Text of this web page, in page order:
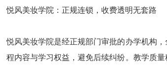
悦风美妆学院：正规连锁，收费透明无套路
悦风美妆学院是经正规部门审批的办学机构
程内容与学习权益，避免后续纠纷。教学质